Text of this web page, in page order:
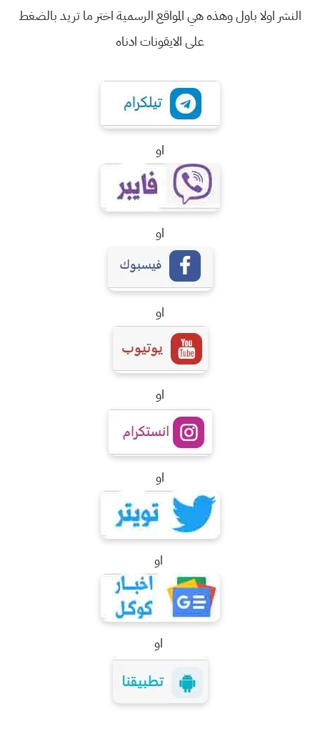
النشر اولا باول وهذه هي المواقع الرسمية اختر ما تريد بالضغط
على الايقونات ادناه
او
او
او
او
او
او
او